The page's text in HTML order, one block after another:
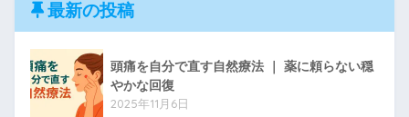
最新の投稿
頭痛を自分で直す自然療法 ｜ 薬に頼らない穏
やかな回復
2025年11月6日